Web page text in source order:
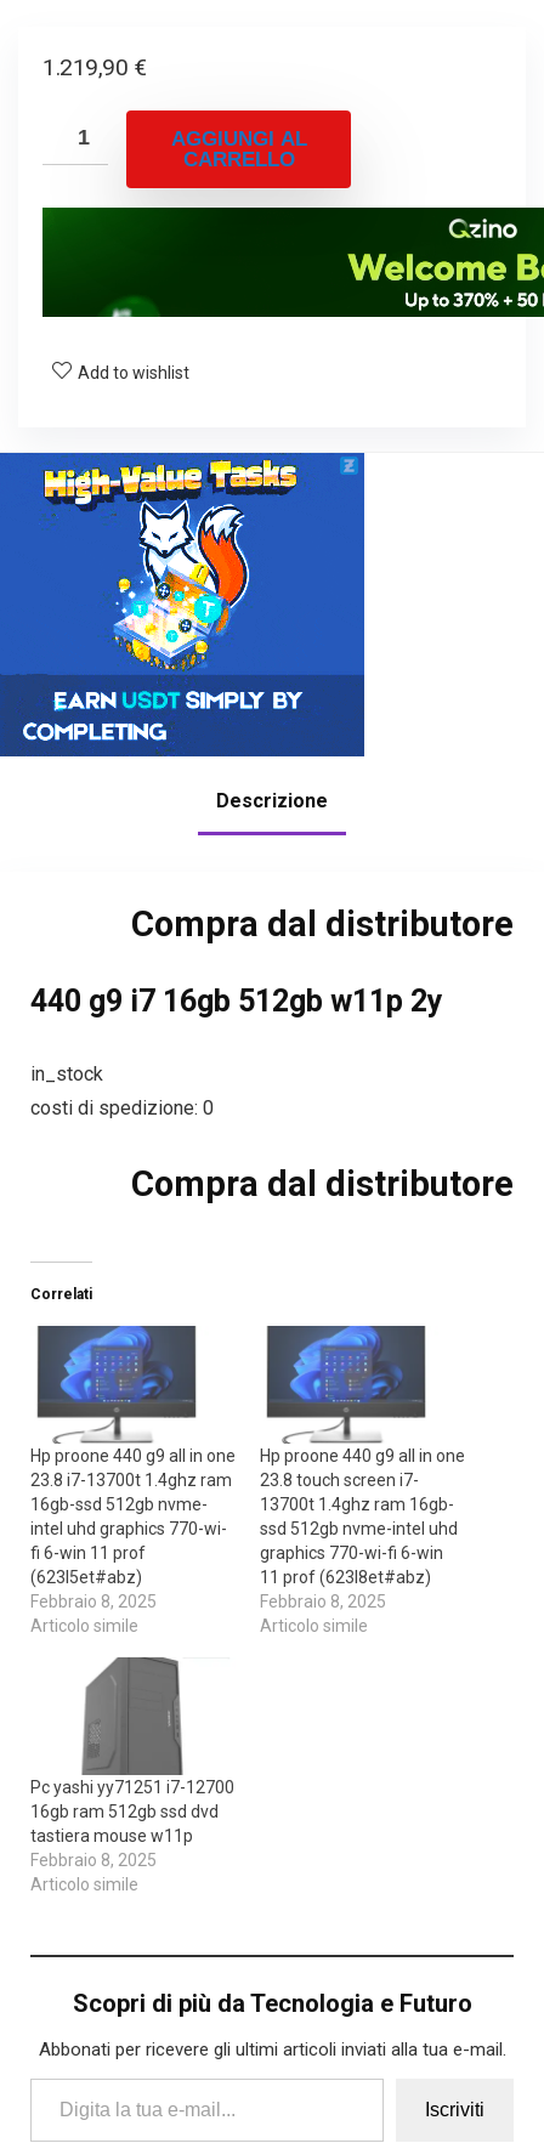
1.219,90 €
AGGIUNGI AL
CARRELLO
Add to wishlist
Descrizione
Compra dal distributore
440 g9 i7 16gb 512gb w11p 2y
in_stock
costi di spedizione: 0
Compra dal distributore
Correlati
Hp proone 440 g9 all in one
23.8 i7-13700t 1.4ghz ram
16gb-ssd 512gb nvme-
intel uhd graphics 770-wi-
fi 6-win 11 prof
(623l5et#abz)
Febbraio 8, 2025
Articolo simile
Hp proone 440 g9 all in one
23.8 touch screen i7-
13700t 1.4ghz ram 16gb-
ssd 512gb nvme-intel uhd
graphics 770-wi-fi 6-win
11 prof (623l8et#abz)
Febbraio 8, 2025
Articolo simile
Pc yashi yy71251 i7-12700
16gb ram 512gb ssd dvd
tastiera mouse w11p
Febbraio 8, 2025
Articolo simile
Scopri di più da Tecnologia e Futuro
Abbonati per ricevere gli ultimi articoli inviati alla tua e-mail.
Digita la tua e-mail...
Iscriviti